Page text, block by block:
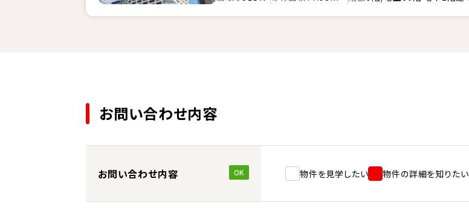
お問い合わせ内容
お問い合わせ内容 OK 物件を見学したい 物件の詳細を知りたい